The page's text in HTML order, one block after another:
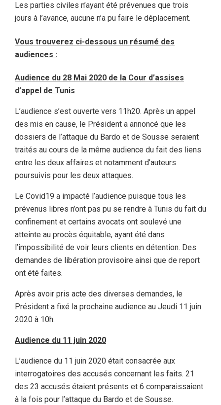
Les parties civiles n’ayant été prévenues que trois
jours à l’avance, aucune n’a pu faire le déplacement.
Vous trouverez ci-dessous un résumé des
audiences :
Audience du 28 Mai 2020 de la Cour d’assises
d’appel de Tunis
L’audience s’est ouverte vers 11h20. Après un appel
des mis en cause, le Président a annoncé que les
dossiers de l’attaque du Bardo et de Sousse seraient
traités au cours de la même audience du fait des liens
entre les deux affaires et notamment d’auteurs
poursuivis pour les deux attaques.
Le Covid19 a impacté l’audience puisque tous les
prévenus libres n’ont pas pu se rendre à Tunis du fait du
confinement et certains avocats ont soulevé une
atteinte au procès équitable, ayant été dans
l’impossibilité de voir leurs clients en détention. Des
demandes de libération provisoire ainsi que de report
ont été faites.
Après avoir pris acte des diverses demandes, le
Président a fixé la prochaine audience au Jeudi 11 juin
2020 à 10h.
Audience du 11 juin 2020
L’audience du 11 juin 2020 était consacrée aux
interrogatoires des accusés concernant les faits. 21
des 23 accusés étaient présents et 6 comparaissaient
à la fois pour l’attaque du Bardo et de Sousse.